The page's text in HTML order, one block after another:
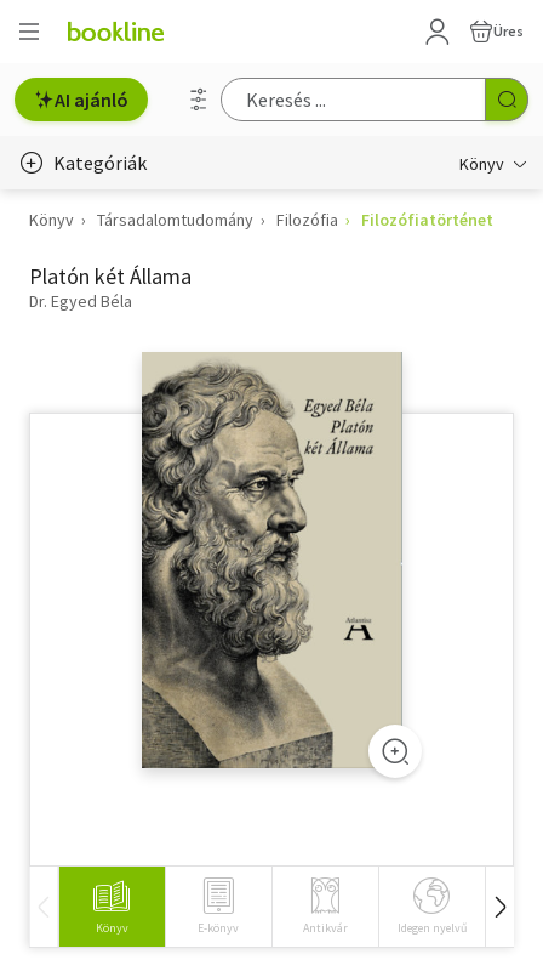
Üres
AI ajánló
Kategóriák Könyv
Életmód, egészség
Erotika
Hobbi, szabadidő
Szótár, nyelvkönyv
Tankönyv, segédkönyv
Társadalomtudomány
Természettudomány
Könyv Társadalomtudomány Filozófia Filozófiatörténet
Platón két Állama
Dr. Egyed Béla
Könyv E-könyv Antikvár Idegen nyelvű